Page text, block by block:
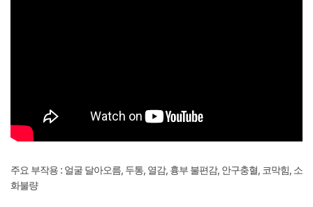
주요 부작용 : 얼굴 달아오름, 두통, 열감, 흉부 불편감, 안구충혈, 코막힘, 소
화불량